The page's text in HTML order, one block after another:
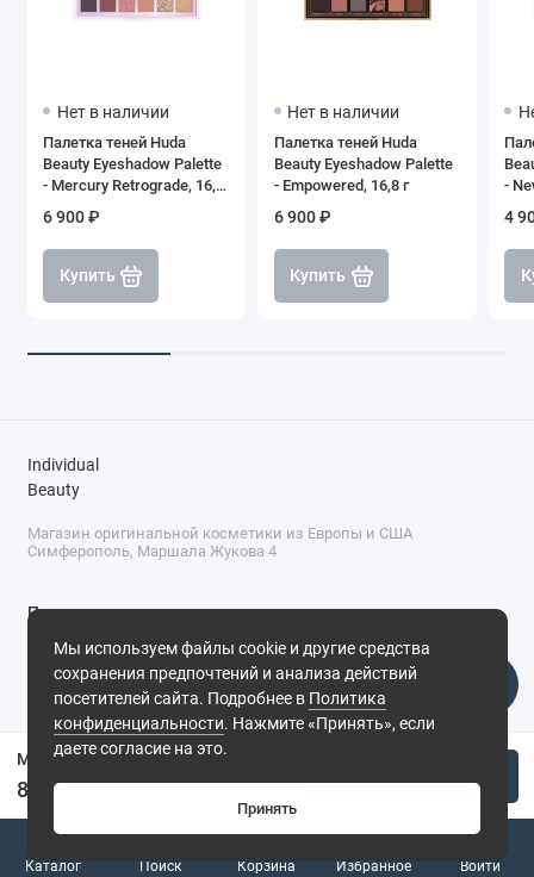
Каталог Поиск Корзина
0
Избранное
Войти
850 ₽
Нет в наличии
Палетка теней Huda
Beauty Eyeshadow Palette
- Mercury Retrograde, 16,1
г
6 900 ₽
Купить
Нет в наличии
Палетка теней Huda
Beauty Eyeshadow Palette
- Empowered, 16,8 г
6 900 ₽
Купить
-
4
Мы используем файлы cookie и другие средства
сохранения предпочтений и анализа действий
посетителей сайта. Подробнее в Политика
конфиденциальности. Нажмите «Принять», если
даете согласие на это.
Принять
Individual
Beauty
Магазин оригинальной косметики из Европы и США
Симферополь, Маршала Жукова 4
Поддержка
+7 (978) 586-46-46
ПН-ПТ: 9:00 - 18:00
Суббота: 9:00 - 17:00
Воскресенье: выходной
Симферополь, ул. Маршала Жукова, 4